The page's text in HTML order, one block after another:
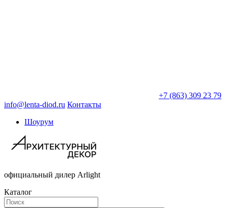
+7 (863) 309 23 79
info@lenta-diod.ru Контакты
Шоурум
официальный дилер Arlight
Каталог